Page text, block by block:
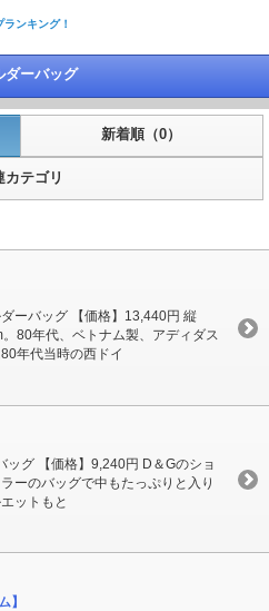
ンキング！
ダーバッグ
新着順（0）
カテゴリ
ーバッグ 【価格】13,440円 縦
80年代、ベトナム製、アディダス
年代当時の西ドイ
グ 【価格】9,240円 D＆Gのショ
ーのバッグで中もたっぷりと入り
ットもと
】